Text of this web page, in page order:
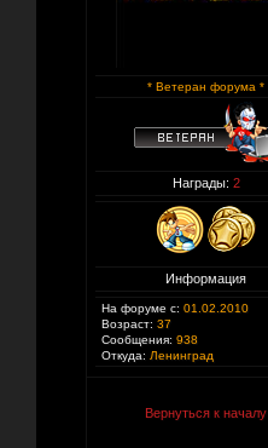
* Ветеран форума *
Награды: 2
Информация
На форуме с: 01.02.2010
Возраст: 37
Сообщения: 938
Откуда: Ленинград
Вернуться к началу